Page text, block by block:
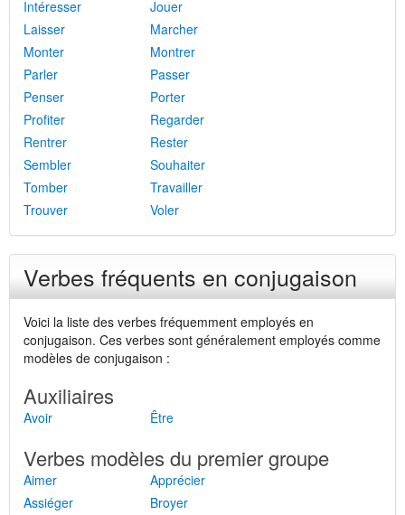
Intéresser
Jouer
Laisser
Marcher
Monter
Montrer
Parler
Passer
Penser
Porter
Profiter
Regarder
Rentrer
Rester
Sembler
Souhaiter
Tomber
Travailler
Trouver
Voler
Verbes fréquents en conjugaison
Voici la liste des verbes fréquemment employés en
conjugaison. Ces verbes sont généralement employés comme
modèles de conjugaison :
Auxiliaires
Avoir Être
Verbes modèles du premier groupe
Aimer
Apprécier
Assiéger
Broyer